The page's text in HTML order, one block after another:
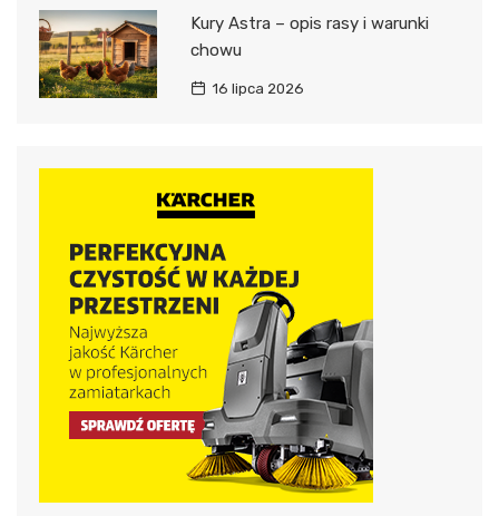
Kury Astra – opis rasy i warunki
chowu
16 lipca 2026